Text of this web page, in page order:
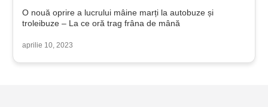
O nouă oprire a lucrului mâine marți la autobuze și
troleibuze – La ce oră trag frâna de mână
aprilie 10, 2023